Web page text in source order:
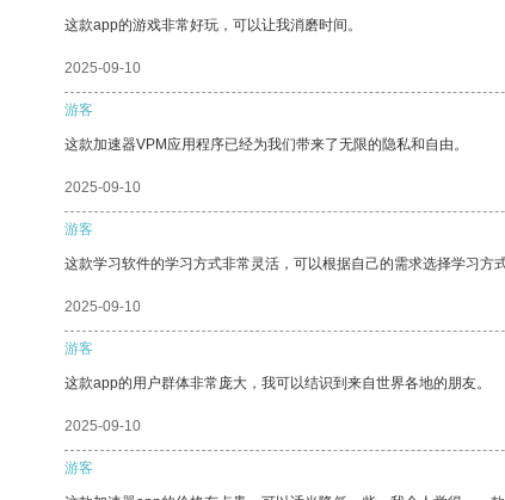
这款app的游戏非常好玩，可以让我消磨时间。
2025-09-10
游客
这款加速器VPM应用程序已经为我们带来了无限的隐私和自由。
2025-09-10
游客
这款学习软件的学习方式非常灵活，可以根据自己的需求选择学习方
2025-09-10
游客
这款app的用户群体非常庞大，我可以结识到来自世界各地的朋友。
2025-09-10
游客